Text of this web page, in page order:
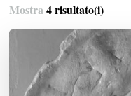
Mostra4 risultato(i)